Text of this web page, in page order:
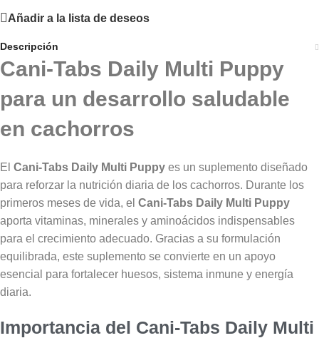
Añadir a la lista de deseos
Descripción
Cani-Tabs Daily Multi Puppy
para un desarrollo saludable
en cachorros
El Cani-Tabs Daily Multi Puppy es un suplemento diseñado
para reforzar la nutrición diaria de los cachorros. Durante los
primeros meses de vida, el Cani-Tabs Daily Multi Puppy
aporta vitaminas, minerales y aminoácidos indispensables
para el crecimiento adecuado. Gracias a su formulación
equilibrada, este suplemento se convierte en un apoyo
esencial para fortalecer huesos, sistema inmune y energía
diaria.
Importancia del Cani-Tabs Daily Multi